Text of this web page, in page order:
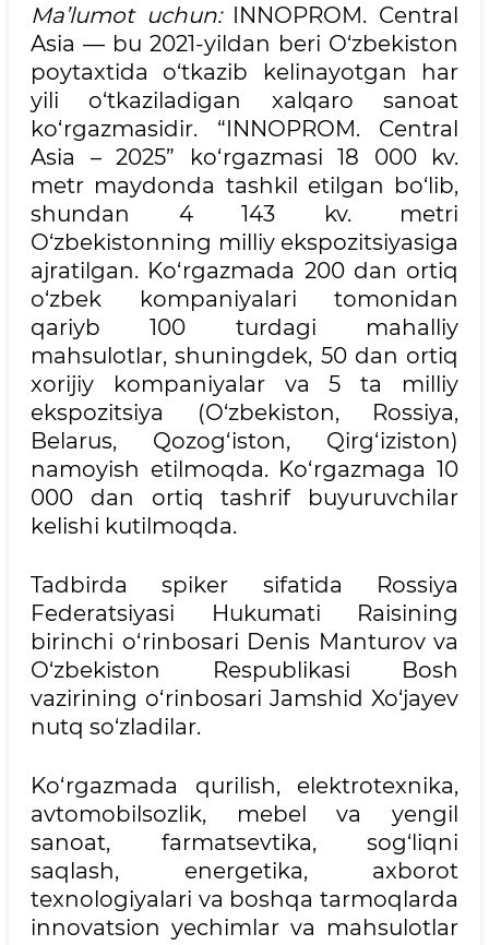
Ma’lumot uchun: INNOPROM. Central
Asia — bu 2021-yildan beri O‘zbekiston
poytaxtida o‘tkazib kelinayotgan har
yili o‘tkaziladigan xalqaro sanoat
ko‘rgazmasidir. “INNOPROM. Central
Asia – 2025” ko‘rgazmasi 18 000 kv.
metr maydonda tashkil etilgan bo‘lib,
shundan 4 143 kv. metri
O‘zbekistonning milliy ekspozitsiyasiga
ajratilgan. Ko‘rgazmada 200 dan ortiq
o‘zbek kompaniyalari tomonidan
qariyb 100 turdagi mahalliy
mahsulotlar, shuningdek, 50 dan ortiq
xorijiy kompaniyalar va 5 ta milliy
ekspozitsiya (O‘zbekiston, Rossiya,
Belarus, Qozog‘iston, Qirg‘iziston)
namoyish etilmoqda. Ko‘rgazmaga 10
000 dan ortiq tashrif buyuruvchilar
kelishi kutilmoqda.
Tadbirda spiker sifatida Rossiya
Federatsiyasi Hukumati Raisining
birinchi o‘rinbosari Denis Manturov va
O‘zbekiston Respublikasi Bosh
vazirining o‘rinbosari Jamshid Xo‘jayev
nutq so‘zladilar.
Ko‘rgazmada qurilish, elektrotexnika,
avtomobilsozlik, mebel va yengil
sanoat, farmatsevtika, sog‘liqni
saqlash, energetika, axborot
texnologiyalari va boshqa tarmoqlarda
innovatsion yechimlar va mahsulotlar